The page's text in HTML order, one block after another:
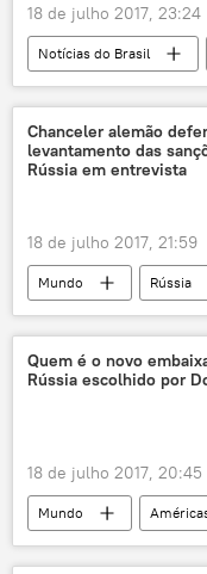
18 de julho 2017, 23:24
Notícias do Brasil
Chanceler alemão
levantamento das
Rússia em entrevista
18 de julho 2017, 21:59
Mundo Rússia
Notícias
Sigmar
Vladimir Putin
Ministério das Relações
Quem é o novo
Rússia escolhido por
18 de julho 2017, 20:45
Mundo
Notícias
Donald